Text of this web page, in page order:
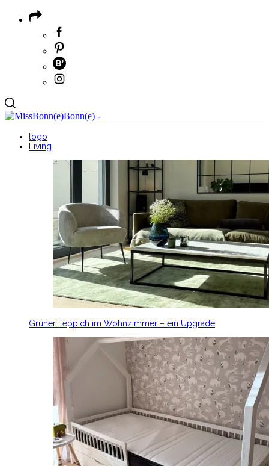
logo
Living
Grüner Teppich im Wohnzimmer – ein Upgrade